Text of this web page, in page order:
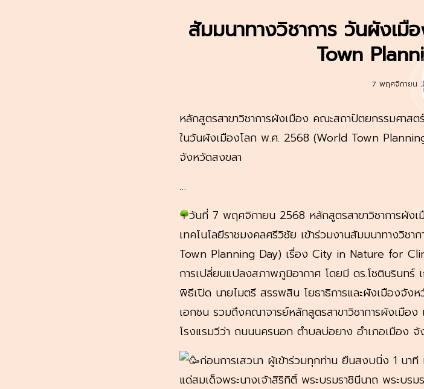
สัมมนาทางวิชาการ วันผังเ
Town
7 พฤศจิกายน
หลักสูตรสาขาวิชาการผังเมือง คณะสถาปัตยกรรมศาส
ในวันผังเมืองโลก พ.ศ. 2568 (World Town
จังหวัดสงขลา
…
วันที่ 7 พฤศจิกายน 2568 หลักสูตรสาขาวิชาการผัง
เทคโนโลยีราชมงคลศรีวิชัย เข้าร่วมงานสัมมนาทางวิ
Town Planning Day) เรื่อง City in Nature for
การเปลี่ยนแปลงสภาพภูมิอากาศ โดยมี ดร.โชตินรินทร์
พิธีเปิด นายไมตรี สรรพสิน โยธาธิการและผังเมืองจัง
เอกชน รวมถึงคณาจารย์หลักสูตรสาขาวิชาการผังเมื
โรงแรมวีว่า ถนนนครนอก ตำบลบ่อยาง อำเภอเมือง
ก่อนการเสวนา ผู้เข้าร่วมทุกท่าน ยืนสงบนิ่ง 1 นา
แด่สมเด็จพระนางเจ้าสิริกิติ์ พระบรมราชินีนาถ พระบร